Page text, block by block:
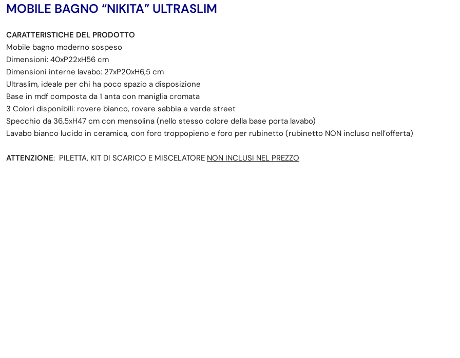
MOBILE BAGNO “NIKITA” ULTRASLIM
CARATTERISTICHE DEL PRODOTTO
Mobile bagno moderno sospeso
Dimensioni: 40xP22xH56 cm
Dimensioni interne lavabo: 27xP20xH6,5 cm
Ultraslim, ideale per chi ha poco spazio a disposizione
Base in mdf composta da 1 anta con maniglia cromata
3 Colori disponibili: rovere bianco, rovere sabbia e verde street
Specchio da 36,5xH47 cm con mensolina (nello stesso colore della base porta lavabo)
Lavabo bianco lucido in ceramica, con foro troppopieno e foro per rubinetto (rubinetto NON incluso nell’offerta)
ATTENZIONE: PILETTA, KIT DI SCARICO E MISCELATORE NON INCLUSI NEL PREZZO